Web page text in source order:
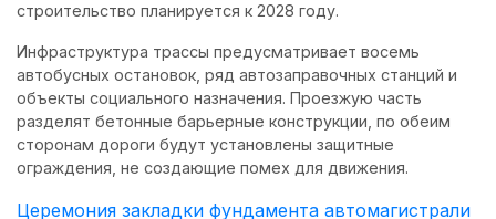
строительство планируется к 2028 году.
Инфраструктура трассы предусматривает восемь
автобусных остановок, ряд автозаправочных станций и
объекты социального назначения. Проезжую часть
разделят бетонные барьерные конструкции, по обеим
сторонам дороги будут установлены защитные
ограждения, не создающие помех для движения.
Церемония закладки фундамента автомагистрали